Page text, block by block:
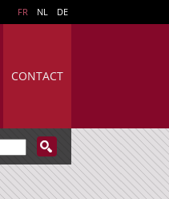
FR NL DE
CONTACT